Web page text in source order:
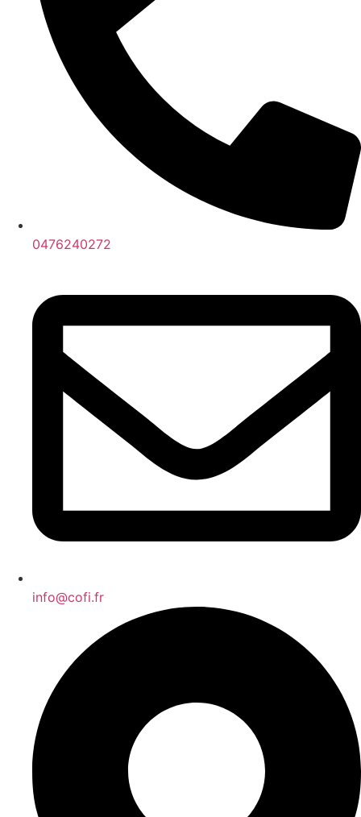
0476240272
info@cofi.fr